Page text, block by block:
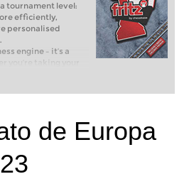
tournament level:
efficiently,
personalised
engine – it’s a
you’re taking your
chess, or already
with FRITZ, you can
and with a
de Europa